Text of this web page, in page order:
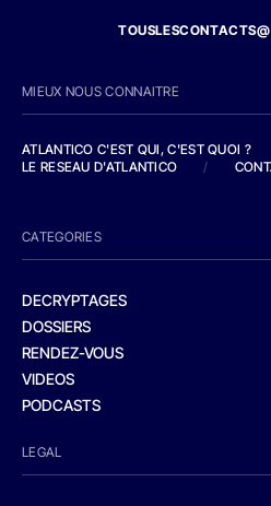
MIEUX NOUS CONNAITRE
ATLANTICO C'EST QUI, C'EST QUOI ?
LE RESEAU D'ATLANTICO
/
CATEGORIES
DECRYPTAGES
DOSSIERS
RENDEZ-VOUS
VIDEOS
PODCASTS
LEGAL